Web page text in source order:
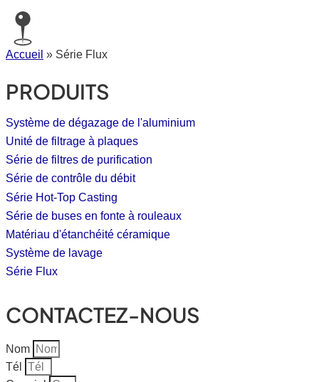
Accueil » Série Flux
PRODUITS
Système de dégazage de l'aluminium
Unité de filtrage à plaques
Série de filtres de purification
Série de contrôle du débit
Série Hot-Top Casting
Série de buses en fonte à rouleaux
Matériau d'étanchéité céramique
Système de lavage
Série Flux
CONTACTEZ-NOUS
Nom
Tél